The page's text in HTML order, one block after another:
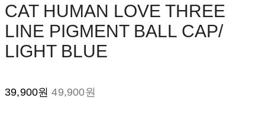
CAT HUMAN LOVE THREE
LINE PIGMENT BALL CAP/
LIGHT BLUE
39,900원49,900원